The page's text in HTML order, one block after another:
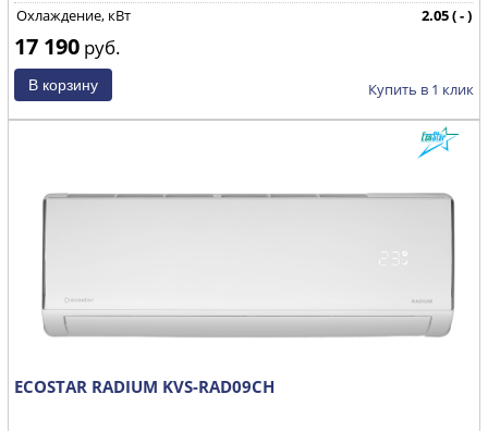
Охлаждение, кВт
2.05 ( - )
Страна производства
17 190 руб.
Купить в 1 клик
ECOSTAR RADIUM KVS-RAD09CH